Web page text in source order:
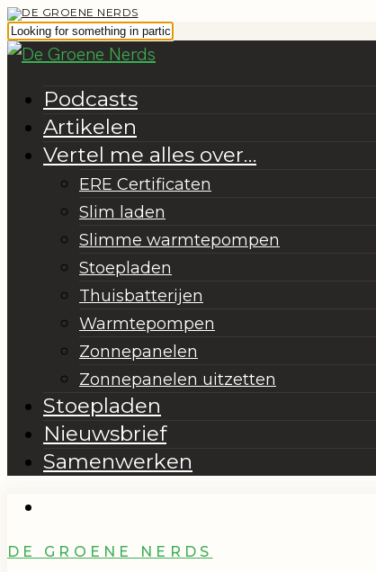
Podcasts
Artikelen
Vertel me alles over…
ERE Certificaten
Slim laden
Slimme warmtepompen
Stoepladen
Thuisbatterijen
Warmtepompen
Zonnepanelen
Zonnepanelen uitzetten
Stoepladen
Nieuwsbrief
Samenwerken
DE GROENE NERDS